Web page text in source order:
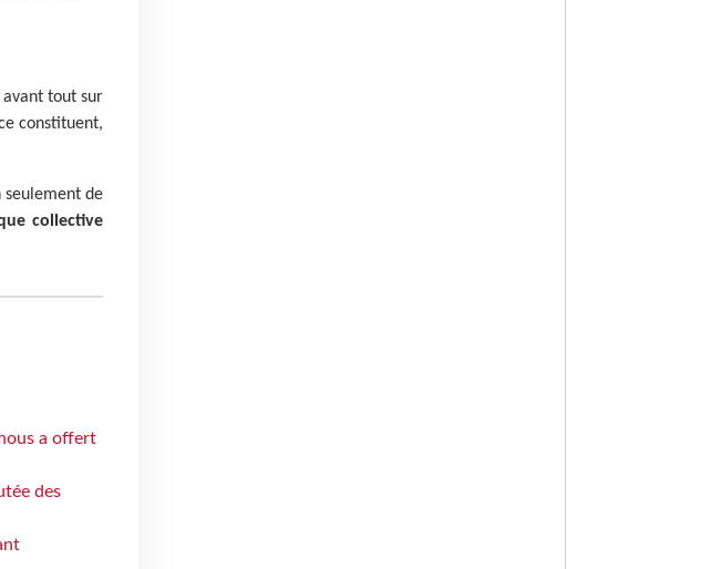
tout sur
constituent,
seulement de
collective
a offert
des